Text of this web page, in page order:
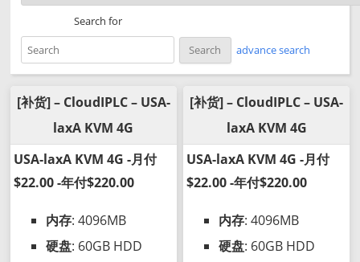
Search for
advance search
[补货] – CloudIPLC – USA-
laxA KVM 4G
USA-laxA KVM 4G -月付
$22.00 -年付$220.00
内存: 4096MB
硬盘: 60GB HDD
[补货] – CloudIPLC – USA-
laxA KVM 4G
USA-laxA KVM 4G -月付
$22.00 -年付$220.00
内存: 4096MB
硬盘: 60GB HDD